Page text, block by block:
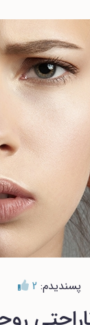
پسندیدم: 2